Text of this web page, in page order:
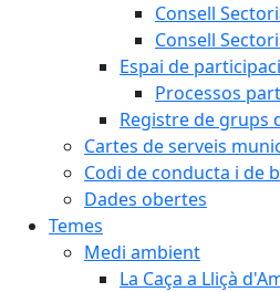
Consell
Consell
Espai de
Processos
Registre de grups
Cartes de serveis
Codi de conducta i de
Dades obertes
Temes
Medi ambient
La Caça a Lliçà